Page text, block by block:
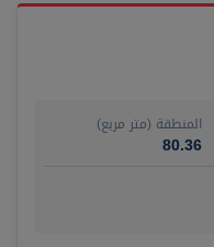
المنطقة (متر مربع)
80.36